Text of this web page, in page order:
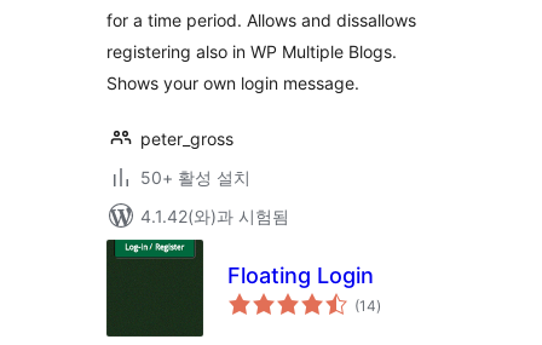
for a time period. Allows and dissallows
registering also in WP Multiple Blogs.
Shows your own login message.
peter_gross
50+ 활성 설치
4.1.42(와)과 시험됨
Floating Login
(14전
체)